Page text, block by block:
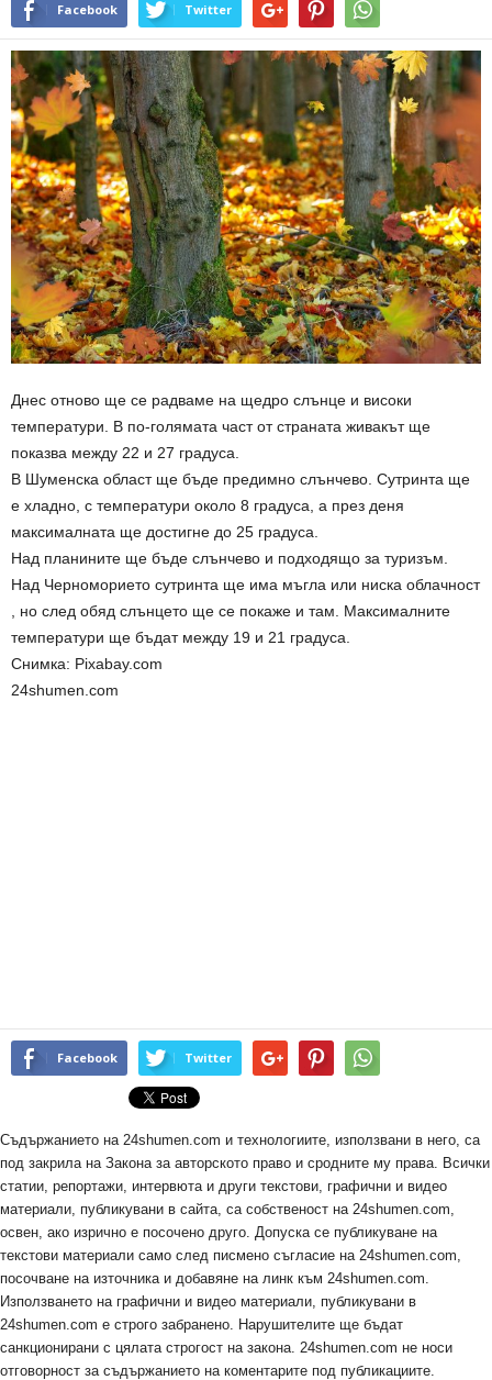
Facebook Twitter
Днес отново ще се радваме на щедро слънце и високи
температури. В по-голямата част от страната живакът ще
показва между 22 и 27 градуса.
В Шуменска област ще бъде предимно слънчево. Сутринта ще
е хладно, с температури около 8 градуса, а през деня
максималната ще достигне до 25 градуса.
Над планините ще бъде слънчево и подходящо за туризъм.
Над Черноморието сутринта ще има мъгла или ниска облачност
, но след обяд слънцето ще се покаже и там. Максималните
температури ще бъдат между 19 и 21 градуса.
Снимка: Pixabay.com
24shumen.com
Facebook Twitter
Съдържанието на 24shumen.com и технологиите, използвани в него, са
под закрила на Закона за авторското право и сродните му права. Всички
статии, репортажи, интервюта и други текстови, графични и видео
материали, публикувани в сайта, са собственост на 24shumen.com,
освен, ако изрично е посочено друго. Допуска се публикуване на
текстови материали само след писмено съгласие на 24shumen.com,
посочване на източника и добавяне на линк към 24shumen.com.
Използването на графични и видео материали, публикувани в
24shumen.com е строго забранено. Нарушителите ще бъдат
санкционирани с цялата строгост на закона. 24shumen.com не носи
отговорност за съдържанието на коментарите под публикациите.